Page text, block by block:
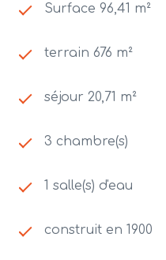
Surface 96,41 m²
terrain 676 m²
séjour 20,71 m²
3 chambre(s)
1 salle(s) d'eau
construit en 1900